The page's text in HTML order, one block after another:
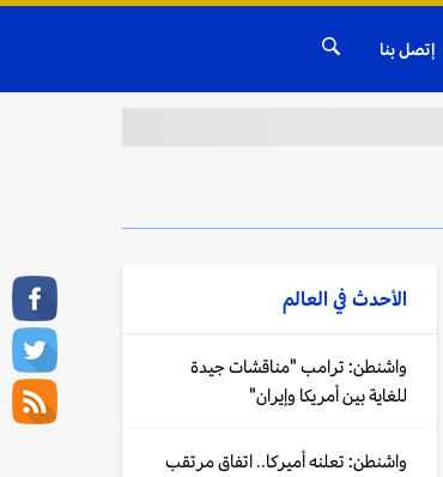
إتصل بنا
الأحدث في العالم
واشنطن: ترامب "مناقشات جيدة
للغاية بين أمريكا وإيران"
واشنطن: تعلنه أميركا.. اتفاق مرتقب